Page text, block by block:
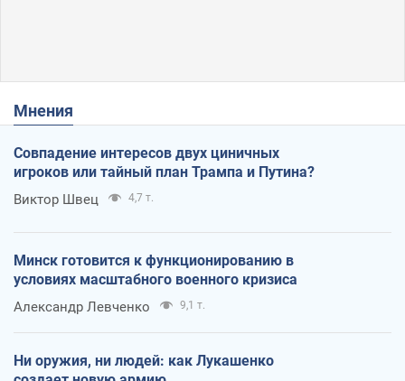
Мнения
Совпадение интересов двух циничных
игроков или тайный план Трампа и Путина?
Виктор Швец 4,7 т.
Минск готовится к функционированию в
условиях масштабного военного кризиса
Александр Левченко 9,1 т.
Ни оружия, ни людей: как Лукашенко